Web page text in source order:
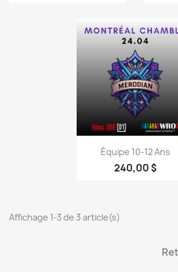
Aperçu rapide
Équipe 10-12 Ans
240,00 $
Affichage 1-3 de 3 article(s)